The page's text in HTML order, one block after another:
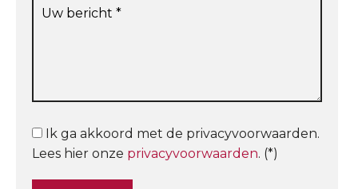
Ik ga akkoord met de privacyvoorwaarden.
Lees hier onze privacyvoorwaarden. (*)